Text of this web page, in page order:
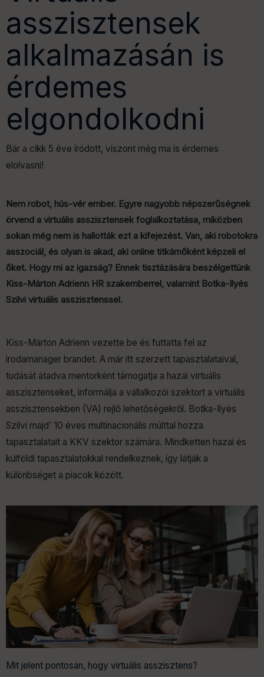
m
asszisztensek
alkalmazásán is
érdemes
elgondolkodni
Bár a cikk 5 éve íródott, viszont még ma is érdemes
elolvasni!
Nem robot, hús-vér ember. Egyre nagyobb népszerűségnek
örvend a virtuális asszisztensek foglalkoztatása, miközben
sokan még nem is hallották ezt a kifejezést. Van, aki robotokra
asszociál, és olyan is akad, aki online titkárnőként képzeli el
őket. Hogy mi az igazság? Ennek tisztázására beszélgettünk
Kiss-Márton Adrienn HR szakemberrel, valamint Botka-Ilyés
Szilvi virtuális asszisztenssel.
Kiss-Márton Adrienn vezette be és futtatta fel az
irodamanager brandet. A már itt szerzett tapasztalataival,
tudását átadva mentorként támogatja a hazai virtuális
asszisztenseket, informálja a vállalkozói szektort a virtuális
asszisztensekben (VA) rejlő lehetőségekről. Botka-Ilyés
Szilvi majd’ 10 éves multinacionális múlttal hozza
tapasztalatait a KKV szektor számára. Mindketten hazai és
külföldi tapasztalatokkal rendelkeznek, így látják a
különbséget a piacok között.
Mit jelent pontosan, hogy virtuális asszisztens?